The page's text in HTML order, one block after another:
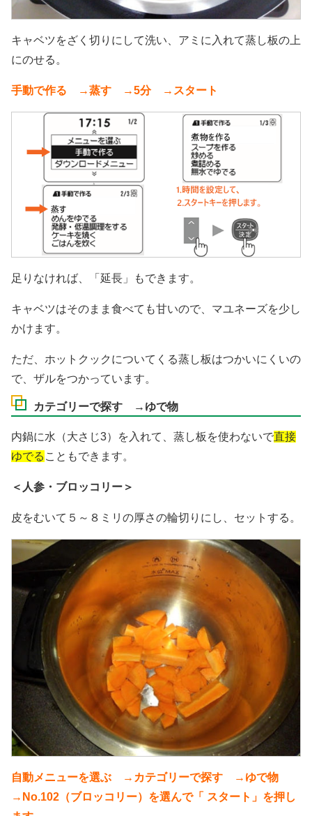
キャベツをざく切りにして洗い、アミに入れて蒸し板の上
にのせる。
手動で作る →蒸す →5分 →スタート
足りなければ、「延長」もできます。
キャベツはそのまま食べても甘いので、マユネーズを少し
かけます。
ただ、ホットクックについてくる蒸し板はつかいにくいの
で、ザルをつかっています。
カテゴリーで探す →ゆで物
内鍋に水（大さじ3）を入れて、蒸し板を使わないで直接
ゆでる こともできます。
＜人参・ブロッコリー＞
皮をむいて５～８ミリの厚さの輪切りにし、セットする。
自動メニューを選ぶ →カテゴリーで探す →ゆで物
→No.102（ブロッコリー）を選んで「 スタート」を押し